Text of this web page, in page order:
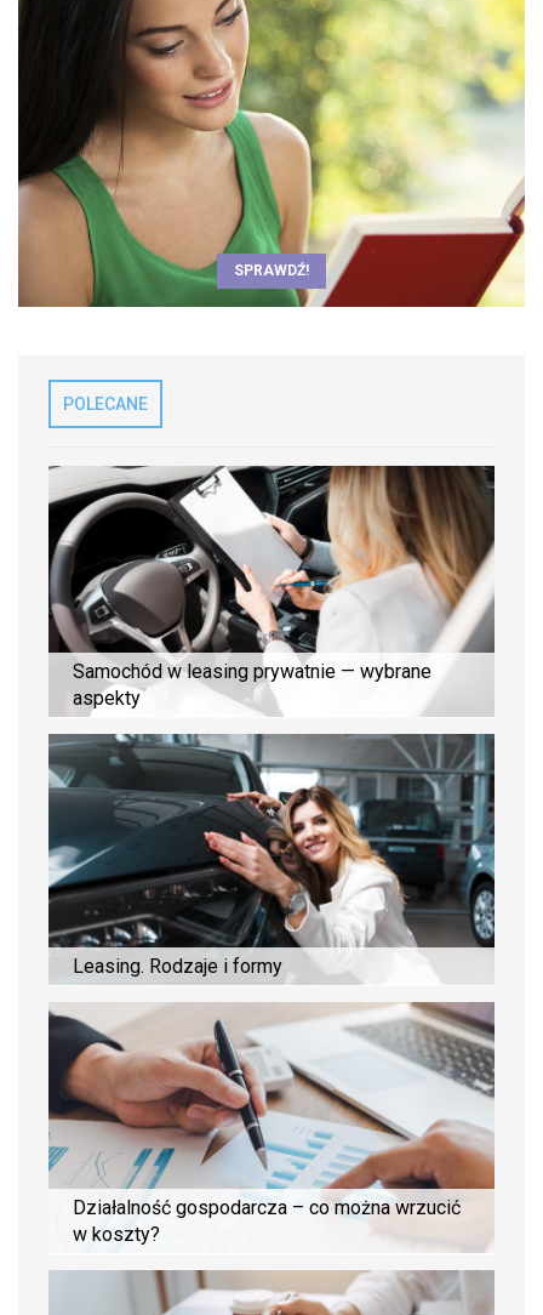
SPRAWDŹ!
POLECANE
Samochód w leasing prywatnie — wybrane
aspekty
Leasing. Rodzaje i formy
Działalność gospodarcza – co można wrzucić
w koszty?